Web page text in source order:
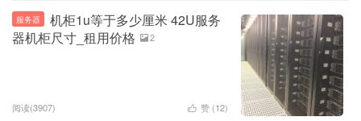
服务器
机柜1u等于多少厘米 42U服务
器机柜尺寸_租用价格
2
阅读(3907)  赞 (12)